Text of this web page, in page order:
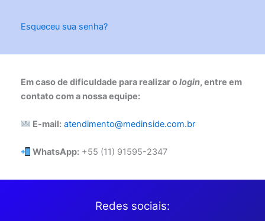
Esqueceu sua senha?
Em caso de dificuldade para realizar ologin, entre em
contato com a nossa equipe:
E-mail: atendimento@medinside.com.br
WhatsApp:+55 (11) 91595-2347
Redes sociais: